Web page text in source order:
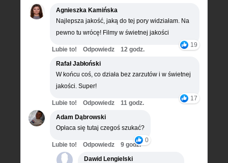
Agnieszka Kamińska
Najlepsza jakość, jaką do tej pory widziałam. Na
pewno tu wrócę! Filmy w świetnej jakości
19
Lubie to! Odpowiedz
12 godz.
Rafał Jabłoński
W końcu coś, co działa bez zarzutów i w świetnej
jakości. Super!
17
Lubie to! Odpowiedz
11 godz.
Adam Dąbrowski
Opłaca się tutaj czegoś szukać?
0
Lubie to! Odpowiedz
9 godz.
Dawid Lengielski